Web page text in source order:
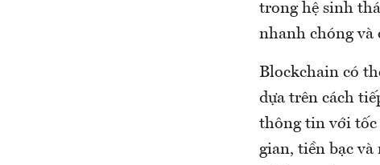
trong hệ sinh
nhanh chóng và
Blockchain có
dựa trên cách
thông tin với
gian, tiền bạc